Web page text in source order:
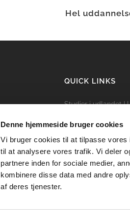
Denne hjemmeside bruger cookies
Vi bruger cookies til at tilpasse
til at analysere vores trafik. Vi deler
partnere inden for sociale medier,
kombinere disse data med andre
af deres tjenester.
Hel
QUICK LINKS
Studier i udlandet|
Uddannelser|
Om Studysea |
Cookies politik|